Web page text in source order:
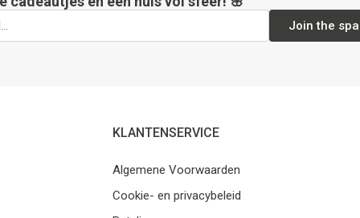
Join the
KLANTENSERVICE
Algemene Voorwaarden
Cookie- en privacybeleid